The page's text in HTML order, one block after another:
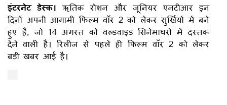
इंटरनेट डेस्क। ऋतिक रोशन और जूनियर एनटीआर इन
दिनों अपनी आगामी फिल्म वॉर 2 को लेकर सुर्खियों में बने
हुए हैं, जो 14 अगस्त को वल्र्डवाइड सिनेमाघरों में दस्तक
देने वाली है। रिलीज से पहले ही फिल्म वॉर 2 को लेकर
बड़ी खबर आई है।